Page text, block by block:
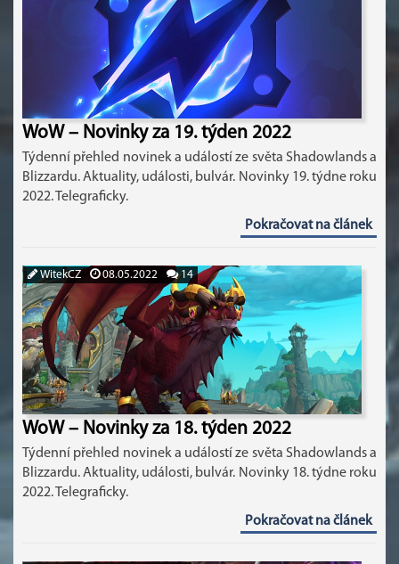
WoW – Novinky za 19. týden 2022
Týdenní přehled novinek a událostí ze světa Shadowlands a
Blizzardu. Aktuality, události, bulvár. Novinky 19. týdne roku
2022. Telegraficky.
Pokračovat na článek
WitekCZ 08.05.2022 14
WoW – Novinky za 18. týden 2022
Týdenní přehled novinek a událostí ze světa Shadowlands a
Blizzardu. Aktuality, události, bulvár. Novinky 18. týdne roku
2022. Telegraficky.
Pokračovat na článek